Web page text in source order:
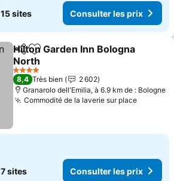
15 sites Consulter les prix
PartagerAjouter à mes favoris
Hilton Garden Inn Bologna
North
Consulter les prix
4 Étoiles
8,4 Très bien
2 602
Granarolo dell'Emilia, à 6.9 km de : Bologne
Commodité de la laverie sur place
7 sites Consulter les prix